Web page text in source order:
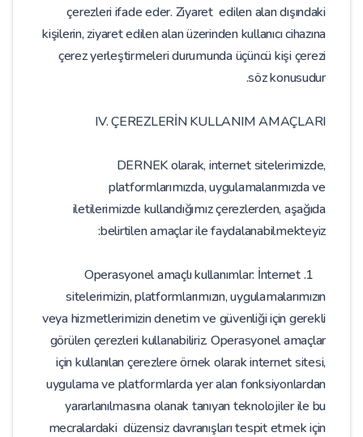
çerezleri ifade eder. Ziyaret edilen alan dışındaki
kişilerin, ziyaret edilen alan üzerinden kullanıcı cihazına
çerez yerleştirmeleri durumunda üçüncü kişi çerezi
söz konusudur.
IV. ÇEREZLERİN KULLANIM AMAÇLARI
DERNEK olarak, internet sitelerimizde,
platformlarımızda, uygulamalarımızda ve
iletilerimizde kullandığımız çerezlerden, aşağıda
belirtilen amaçlar ile faydalanabilmekteyiz:
1. Operasyonel amaçlı kullanımlar: İnternet
sitelerimizin, platformlarımızın, uygulamalarımızın
veya hizmetlerimizin denetim ve güvenliği için gerekli
görülen çerezleri kullanabiliriz. Operasyonel amaçlar
için kullanılan çerezlere örnek olarak internet sitesi,
uygulama ve platformlarda yer alan fonksiyonlardan
yararlanılmasına olanak tanıyan teknolojiler ile bu
mecralardaki düzensiz davranışları tespit etmek için